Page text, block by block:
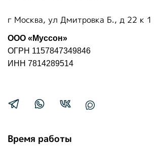
Время работы
г Москва, ул Дмитровка Б., д 22 к 1
ООО «Муссон»
ОГРН 1157847349846
ИНН 7814289514